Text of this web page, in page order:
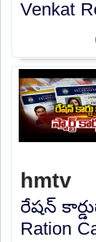
Venkat
hmtv
రేషన్
Ration